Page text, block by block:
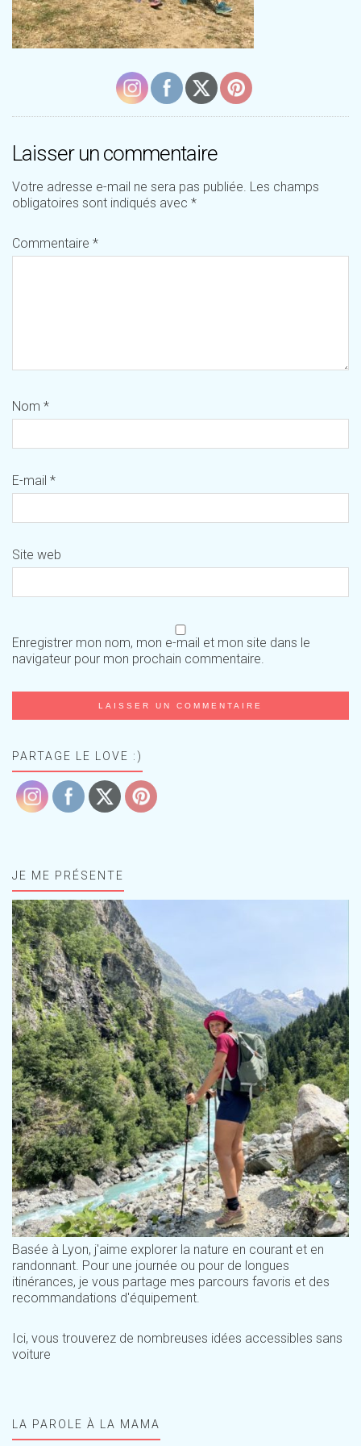
Laisser un commentaire
Votre adresse e-mail ne sera pas publiée. Les champs
obligatoires sont indiqués avec *
Commentaire *
Nom *
E-mail *
Site web
Enregistrer mon nom, mon e-mail et mon site dans le
navigateur pour mon prochain commentaire.
PARTAGE LE LOVE :)
JE ME PRÉSENTE
Basée à Lyon, j'aime explorer la nature en courant et en
randonnant. Pour une journée ou pour de longues
itinérances, je vous partage mes parcours favoris et des
recommandations d'équipement.
Ici, vous trouverez de nombreuses idées accessibles sans
voiture
LA PAROLE À LA MAMA